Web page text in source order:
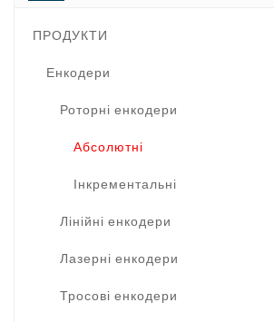
ПРОДУКТИ
Енкодери
Роторні енкодери
Абсолютні
Інкрементальні
Лінійні енкодери
Лазерні енкодери
Тросові енкодери